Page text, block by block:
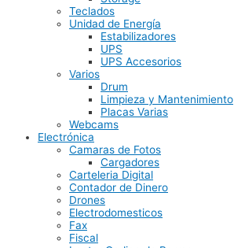
Teclados
Unidad de Energía
Estabilizadores
UPS
UPS Accesorios
Varios
Drum
Limpieza y Mantenimiento
Placas Varias
Webcams
Electrónica
Camaras de Fotos
Cargadores
Carteleria Digital
Contador de Dinero
Drones
Electrodomesticos
Fax
Fiscal